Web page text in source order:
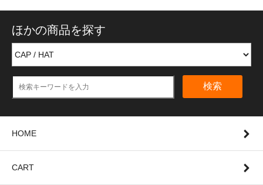
ほかの商品を探す
検索
HOME
CART